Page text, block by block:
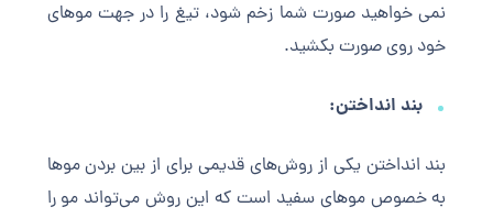
نمی خواهید صورت شما زخم شود، تیغ را در جهت موهای
خود روی صورت بکشید.
بند انداختن:
بند انداختن یکی از روش‌های قدیمی برای از بین بردن موها
به خصوص موهای سفید است که این روش می‌تواند مو را